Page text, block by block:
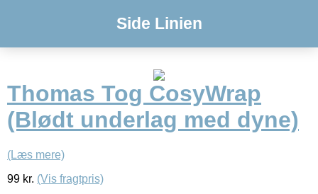
Side Linien
Thomas Tog CosyWrap
(Blødt underlag med dyne)
(Læs mere)
99 kr. (Vis fragtpris)